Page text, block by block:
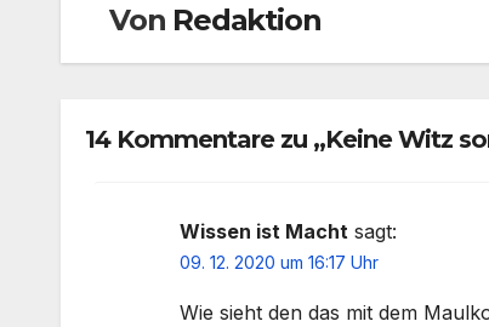
Von Redaktion
14 Kommentare zu „Keine Witz
Wissen ist Macht sagt:
09. 12. 2020 um 16:17 Uhr
Wie sieht den das mit dem